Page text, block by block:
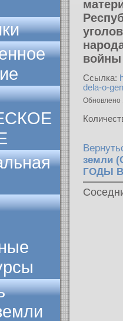
войны
Ссылка:
dela-o-
Обновлено
земли
ГОДЫ